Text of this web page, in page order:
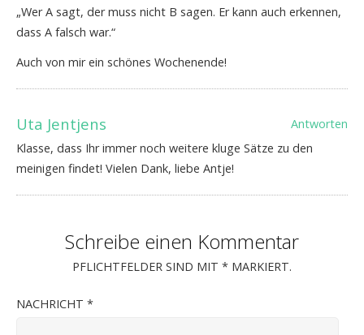
„Wer A sagt, der muss nicht B sagen. Er kann auch erkennen,
dass A falsch war.“
Auch von mir ein schönes Wochenende!
Uta Jentjens
Antworten
Klasse, dass Ihr immer noch weitere kluge Sätze zu den
meinigen findet! Vielen Dank, liebe Antje!
Schreibe einen Kommentar
PFLICHTFELDER SIND MIT * MARKIERT.
NACHRICHT *